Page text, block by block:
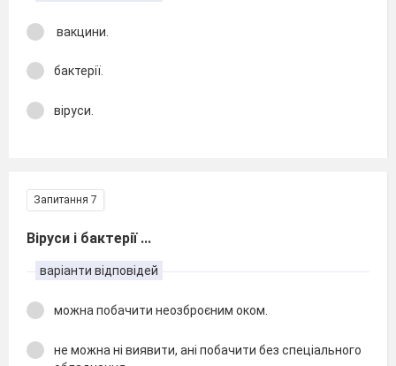
вакцини.
бактерії.
віруси.
Запитання 7
Віруси і бактерії ...
варіанти відповідей
можна побачити неозброєним оком.
не можна ні виявити, ані побачити без спеціального